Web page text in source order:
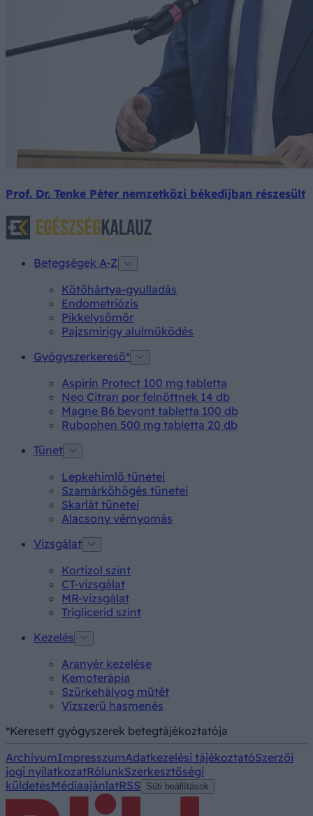
Prof. Dr. Tenke Péter nemzetközi békedíjban részesült
Betegségek A-Z
Kötőhártya-gyulladás
Endometriózis
Pikkelysömör
Pajzsmirigy alulműködés
Gyógyszerkereső*
Aspirin Protect 100 mg tabletta
Neo Citran por felnőttnek 14 db
Magne B6 bevont tabletta 100 db
Rubophen 500 mg tabletta 20 db
Tünet
Lepkehimlő tünetei
Szamárköhögés tünetei
Skarlát tünetei
Alacsony vérnyomás
Vizsgálat
Kortizol szint
CT-vizsgálat
MR-vizsgálat
Triglicerid szint
Kezelés
Aranyér kezelése
Kemoterápia
Szürkehályog műtét
Vízszerű hasmenés
*Keresett gyógyszerek betegtájékoztatója
ArchívumImpresszumAdatkezelési tájékoztatóSzerzői
jogi nyilatkozatRólunkSzerkesztőségi
küldetésMédiaajánlatRSS Süti beállítások